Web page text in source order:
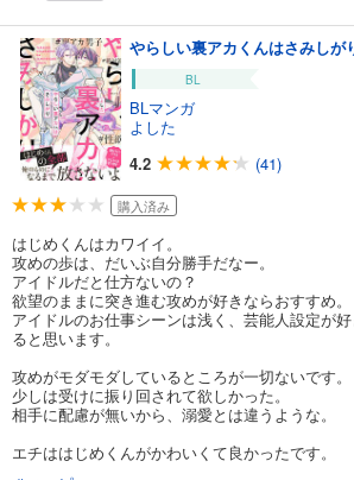
やらしい裏アカくんはさみしが
BL
BLマンガ
よした
4.2
(41)
購入済み
はじめくんはカワイイ。
攻めの歩は、だいぶ自分勝手だなー。
アイドルだと仕方ないの？
欲望のままに突き進む攻めが好きならおすすめ。
アイドルのお仕事シーンは浅く、芸能人設定が
ると思います。
攻めがモダモダしているところが一切ないです。
少しは受けに振り回されて欲しかった。
相手に配慮が無いから、溺愛とは違うような。
エチははじめくんがかわいくて良かったです。